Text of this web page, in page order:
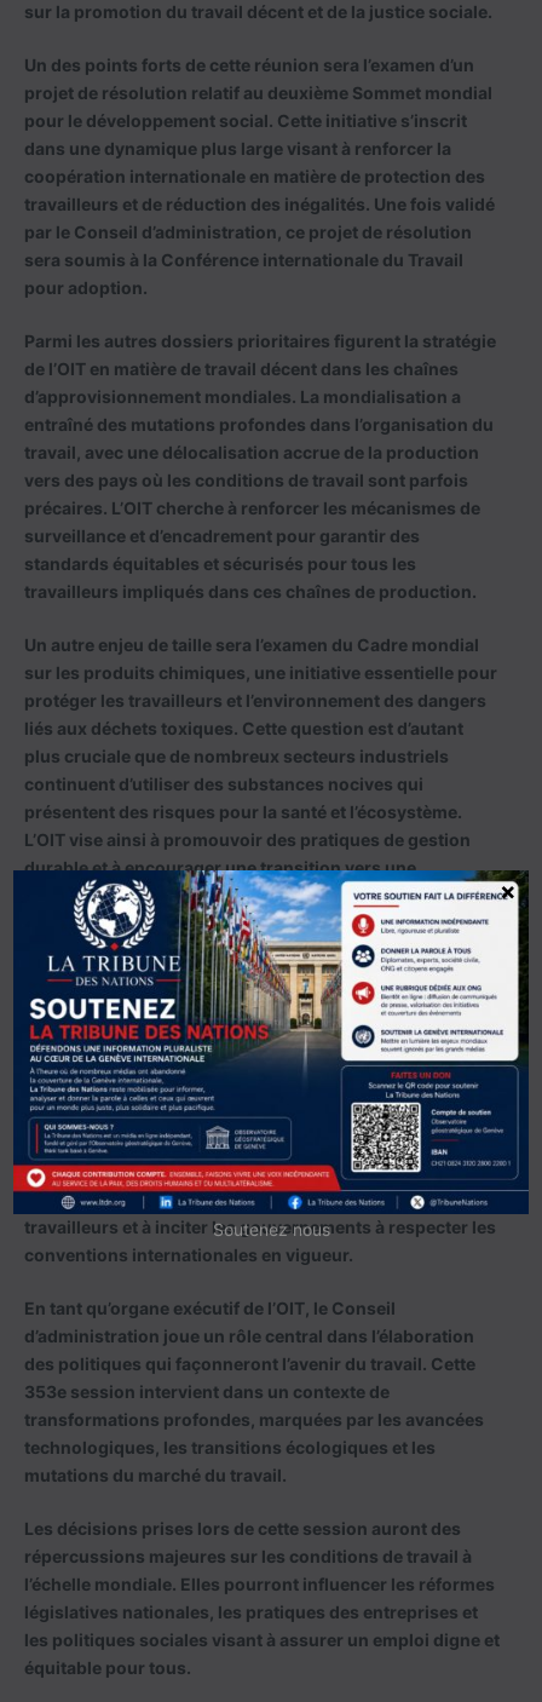
sur la promotion du travail décent et de la justice sociale.
Un des points forts de cette réunion sera l’examen d’un
projet de résolution relatif au deuxième Sommet mondial
pour le développement social. Cette initiative s’inscrit
dans une dynamique plus large visant à renforcer la
coopération internationale en matière de protection des
travailleurs et de réduction des inégalités. Une fois validé
par le Conseil d’administration, ce projet de résolution
sera soumis à la Conférence internationale du Travail
pour adoption.
Parmi les autres dossiers prioritaires figurent la stratégie
de l’OIT en matière de travail décent dans les chaînes
d’approvisionnement mondiales. La mondialisation a
entraîné des mutations profondes dans l’organisation du
travail, avec une délocalisation accrue de la production
vers des pays où les conditions de travail sont parfois
précaires. L’OIT cherche à renforcer les mécanismes de
surveillance et d’encadrement pour garantir des
standards équitables et sécurisés pour tous les
travailleurs impliqués dans ces chaînes de production.
Un autre enjeu de taille sera l’examen du Cadre mondial
sur les produits chimiques, une initiative essentielle pour
protéger les travailleurs et l’environnement des dangers
liés aux déchets toxiques. Cette question est d’autant
plus cruciale que de nombreux secteurs industriels
continuent d’utiliser des substances nocives qui
présentent des risques pour la santé et l’écosystème.
L’OIT vise ainsi à promouvoir des pratiques de gestion
durable et à encourager une transition vers une
économie plus verte.
En plus des discussions stratégiques, le Conseil
d’administration abordera des évolutions politiques et
sociales propres à certains pays. Un suivi sera
notamment effectué sur la mise en œuvre des résolutions
concernant le Bélarus, le Myanmar, le Venezuela, le
Bangladesh et le Nicaragua. Ces pays font face à des
défis particuliers en matière de respect des droits des
travailleurs, de liberté syndicale et de conditions de
travail. L’OIT, par ses mécanismes de contrôle et de
dialogue social, cherche à renforcer la protection des
travailleurs et à inciter les gouvernements à respecter les
conventions internationales en vigueur.
En tant qu’organe exécutif de l’OIT, le Conseil
d’administration joue un rôle central dans l’élaboration
des politiques qui façonneront l’avenir du travail. Cette
353e session intervient dans un contexte de
transformations profondes, marquées par les avancées
technologiques, les transitions écologiques et les
mutations du marché du travail.
Les décisions prises lors de cette session auront des
répercussions majeures sur les conditions de travail à
l’échelle mondiale. Elles pourront influencer les réformes
législatives nationales, les pratiques des entreprises et
les politiques sociales visant à assurer un emploi digne et
équitable pour tous.
Soutenez nous
×